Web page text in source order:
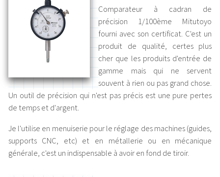
Comparateur à cadran de
précision 1/100ème Mitutoyo
fourni avec son certificat. C'est un
produit de qualité, certes plus
cher que les produits d'entrée de
gamme mais qui ne servent
souvent à rien ou pas grand chose.
Un outil de précision qui n'est pas précis est une pure pertes
de temps et d'argent.
Je l'utilise en menuiserie pour le réglage des machines (guides,
supports CNC, etc) et en métallerie ou en mécanique
générale, c'est un indispensable à avoir en fond de tiroir.